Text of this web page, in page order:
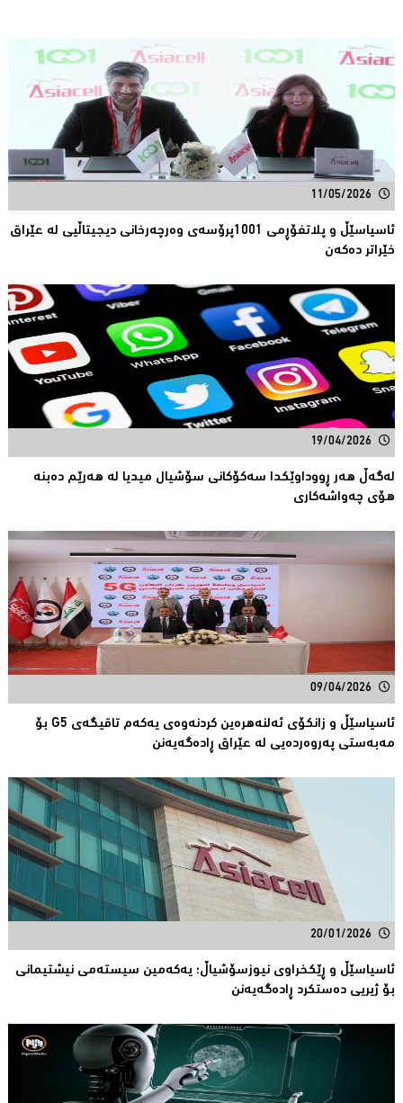
11/05/2026
ئاسیاسێڵ و پلاتفۆڕمی 1001پرۆسەی وەرچەرخانی دیجیتاڵیی لە عێراق
خێراتر دەكەن
19/04/2026
لەگەڵ هەر ڕووداوێكدا سەكۆكانی سۆشیال میدیا لە هەرێم دەبنە
هۆی چەواشەكاری
09/04/2026
ئاسیاسێڵ و زانکۆی ئەلنەهرەین کردنەوەی یەکەم تاقیگەی G5 بۆ
مەبەستی پەروەردەیی لە عێراق ڕادەگەیەنن
20/01/2026
ئاسیاسێڵ و ڕێکخراوی نیوزسۆشیاڵ؛ یەکەمین سیستەمی نیشتیمانی
بۆ ژیریی دەستکرد ڕادەگەیەنن